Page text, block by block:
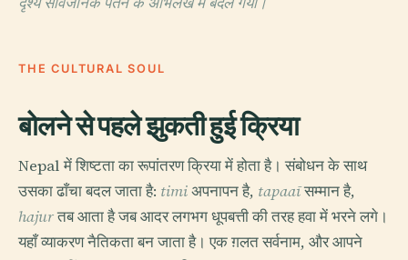
THE CULTURAL SOUL
बोलने से पहले झुकती हुई क्रिया
Nepal में शिष्टता का रूपांतरण क्रिया में होता है। संबोधन के साथ
उसका ढाँचा बदल जाता है: timiअपनापन है, tapaaīसम्मान है,
hajurतब आता है जब आदर लगभग धूपबत्ती की तरह हवा में भरने लगे।
यहाँ व्याकरण नैतिकता बन जाता है। एक ग़लत सर्वनाम, और आपने